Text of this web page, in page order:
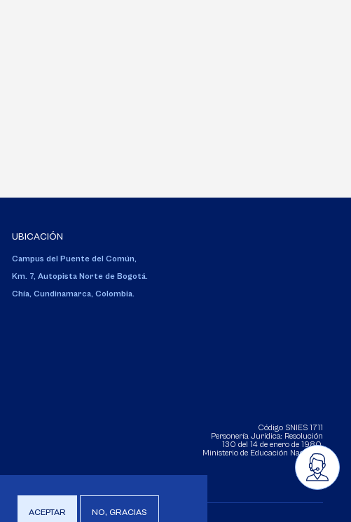
UBICACIÓN
Campus del Puente del Común,
Km. 7, Autopista Norte de Bogotá.
Chía, Cundinamarca, Colombia.
Código SNIES 1711
Personería Jurídica: Resolución
130 del 14 de enero de 1980.
Ministerio de Educación Nacional.
ACEPTAR NO, GRACIAS